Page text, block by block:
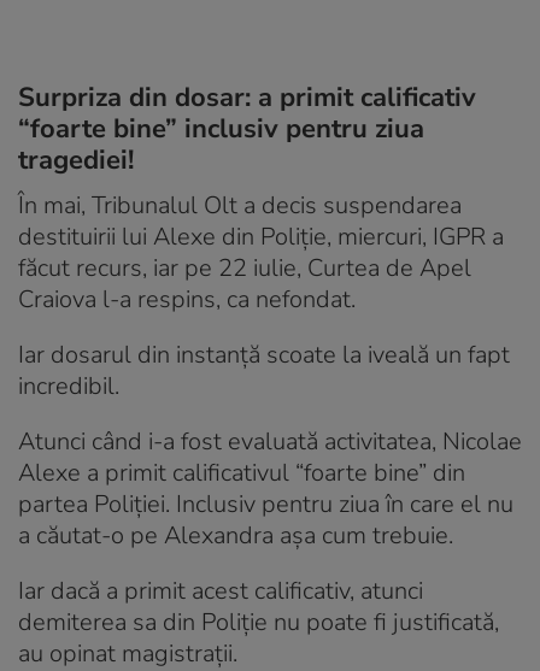
Surpriza din dosar: a primit calificativ
“foarte bine” inclusiv pentru ziua
tragediei!
În mai, Tribunalul Olt a decis suspendarea
destituirii lui Alexe din Poliție, miercuri, IGPR a
făcut recurs, iar pe 22 iulie, Curtea de Apel
Craiova l-a respins, ca nefondat.
Iar dosarul din instanță scoate la iveală un fapt
incredibil.
Atunci când i-a fost evaluată activitatea, Nicolae
Alexe a primit calificativul “foarte bine” din
partea Poliției. Inclusiv pentru ziua în care el nu
a căutat-o pe Alexandra aşa cum trebuie.
Iar dacă a primit acest calificativ, atunci
demiterea sa din Poliție nu poate fi justificată,
au opinat magistrații.